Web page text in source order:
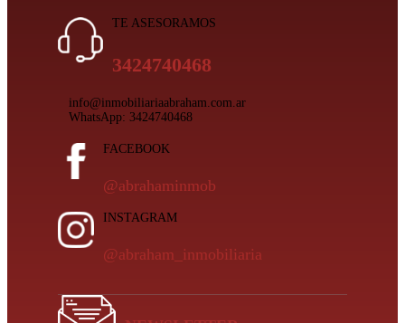
TE ASESORAMOS
3424740468
info@inmobiliariaabraham.com.ar
WhatsApp: 3424740468
FACEBOOK
@abrahaminmob
INSTAGRAM
@abraham_inmobiliaria